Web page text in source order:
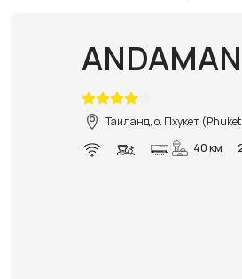
Таиланд, о. Пхукет
40 км